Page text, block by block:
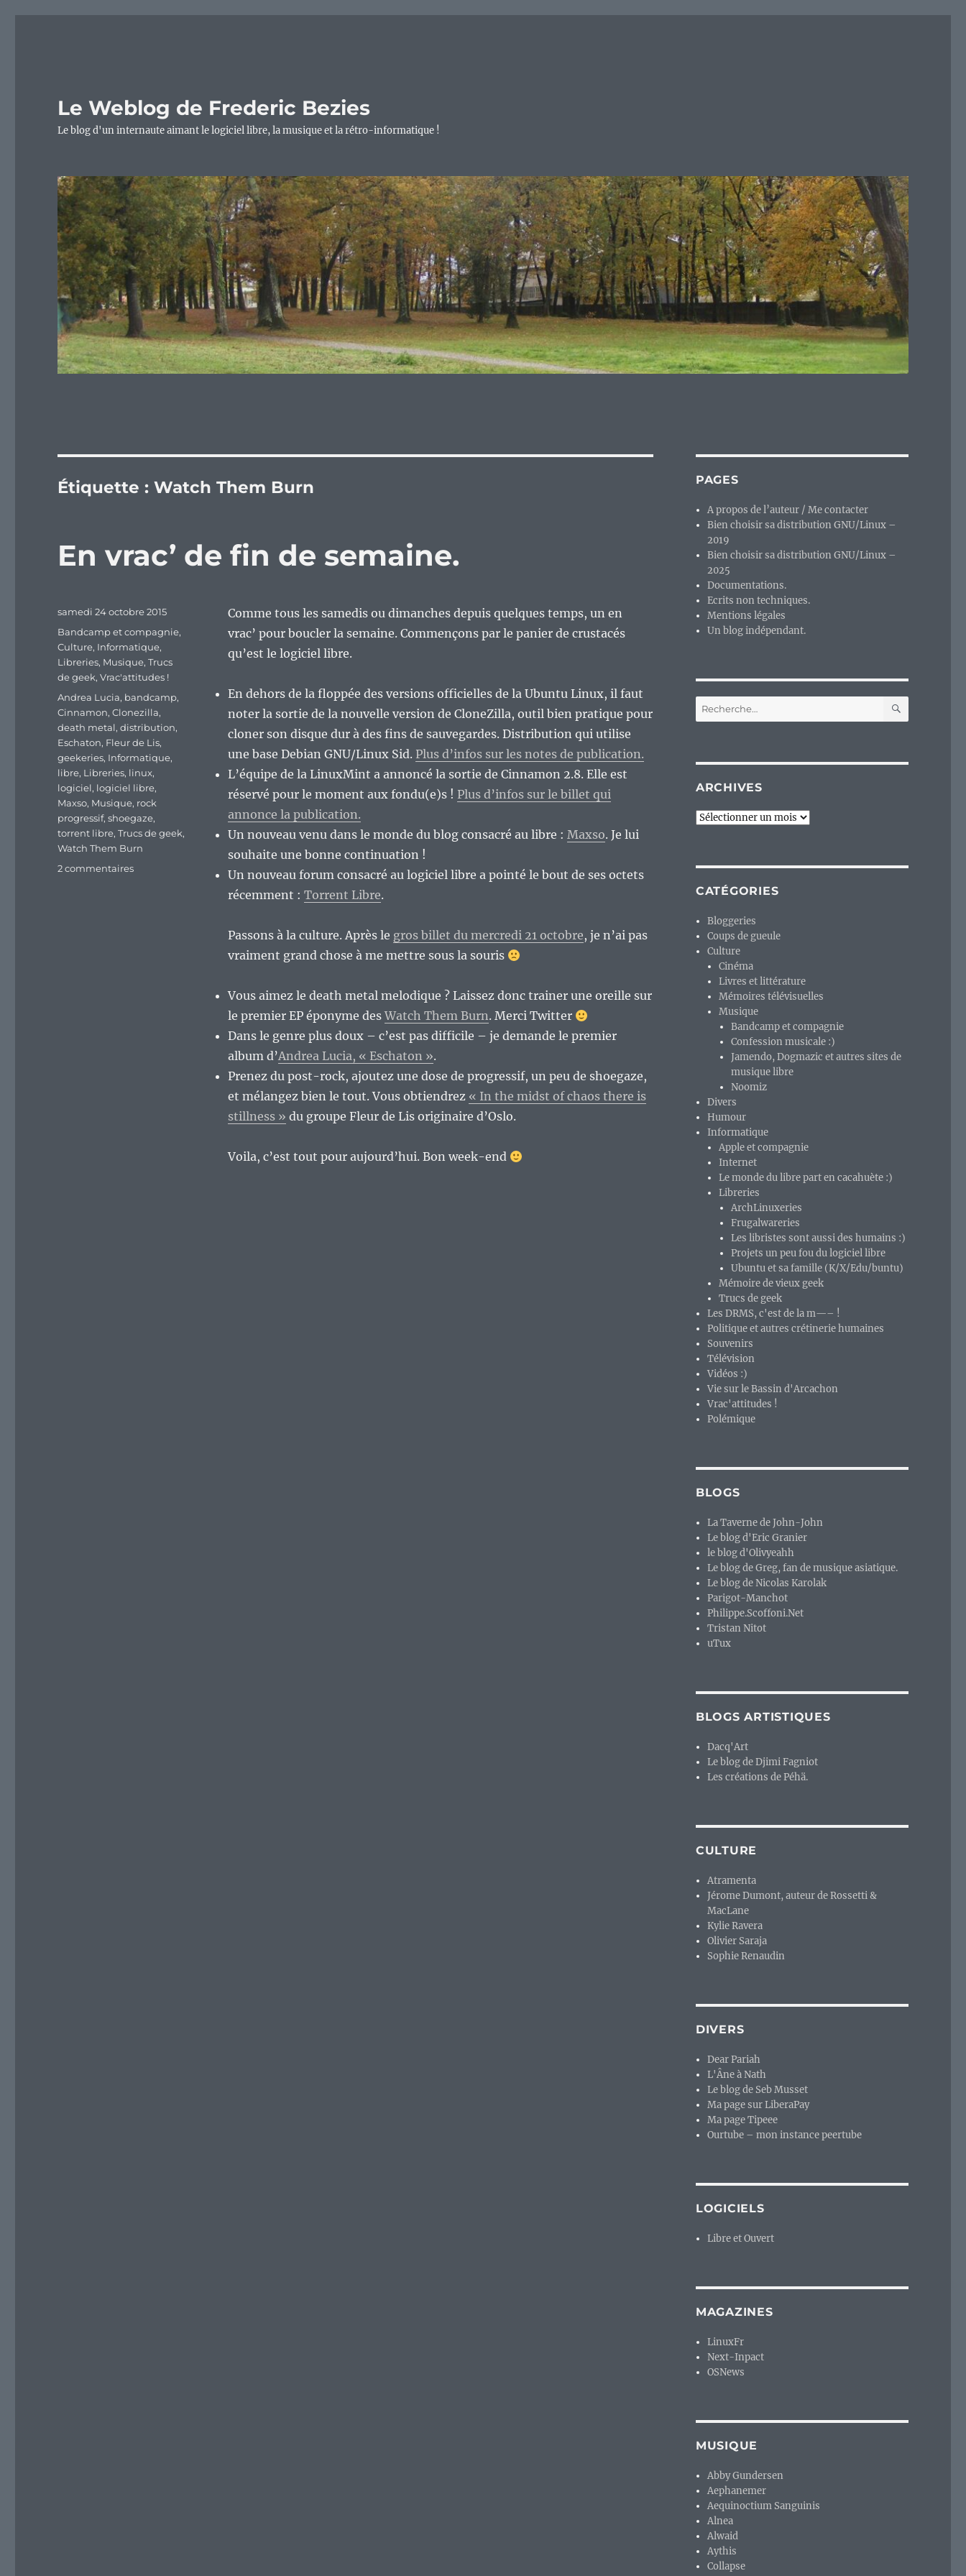
Le Weblog de Frederic Bezies
Le blog d'un internaute aimant le logiciel libre, la musique et la rétro-informatique !
Étiquette :Watch Them Burn
En vrac’ de fin de semaine.
Comme tous les samedis ou dimanches depuis quelques temps, un en
vrac’ pour boucler la semaine. Commençons par le panier de crustacés
qu’est le logiciel libre.
En dehors de la floppée des versions officielles de la Ubuntu Linux, il faut
noter la sortie de la nouvelle version de CloneZilla, outil bien pratique pour
cloner son disque dur à des fins de sauvegardes. Distribution qui utilise
une base Debian GNU/Linux Sid. Plus d’infos sur les notes de publication.
L’équipe de la LinuxMint a annoncé la sortie de Cinnamon 2.8. Elle est
réservé pour le moment aux fondu(e)s ! Plus d’infos sur le billet qui
annonce la publication.
Un nouveau venu dans le monde du blog consacré au libre : Maxso. Je lui
souhaite une bonne continuation !
Un nouveau forum consacré au logiciel libre a pointé le bout de ses octets
récemment : Torrent Libre.
Passons à la culture. Après le gros billet du mercredi 21 octobre, je n’ai pas
vraiment grand chose à me mettre sous la souris
Vous aimez le death metal melodique ? Laissez donc trainer une oreille sur
le premier EP éponyme desWatch Them Burn. Merci Twitter
Dans le genre plus doux – c’est pas difficile – je demande le premier
album d’Andrea Lucia, « Eschaton ».
Prenez du post-rock, ajoutez une dose de progressif, un peu de shoegaze,
et mélangez bien le tout. Vous obtiendrez « In the midst of chaos there is
stillness » du groupe Fleur de Lis originaire d’Oslo.
Voila, c’est tout pour aujourd’hui. Bon week-end
Publié
samedi 24 octobre 2015
Catégories
Bandcamp et compagnie,
Culture, Informatique,
Libreries, Musique,Trucs
de geek,Vrac'attitudes !
Étiquettes
Andrea Lucia, bandcamp,
Cinnamon,Clonezilla,
death metal,distribution,
Eschaton, Fleur de Lis,
geekeries, Informatique,
libre, Libreries, linux,
logiciel, logiciel libre,
Maxso, Musique, rock
progressif,shoegaze,
torrent libre,Trucs de geek,
Watch Them Burn
2 commentairessur
PAGES
A propos de l’auteur / Me contacter
Bien choisir sa distribution GNU/Linux –
2019
Bien choisir sa distribution GNU/Linux –
2025
Documentations.
Ecrits non techniques.
Mentions légales
Un blog indépendant.
Recherche
pour :
ARCHIVES
Archives
CATÉGORIES
Bloggeries
Coups de gueule
Culture
Cinéma
Livres et littérature
Mémoires télévisuelles
Musique
Bandcamp et compagnie
Confession musicale :)
Jamendo, Dogmazic et autres sites de
musique libre
Noomiz
Divers
Humour
Informatique
Apple et compagnie
Internet
Le monde du libre part en cacahuète :)
Libreries
ArchLinuxeries
Frugalwareries
Les libristes sont aussi des humains :)
Projets un peu fou du logiciel libre
Ubuntu et sa famille (K/X/Edu/buntu)
Mémoire de vieux geek
Trucs de geek
Les DRMS, c'est de la m—– !
Politique et autres crétinerie humaines
Souvenirs
Télévision
Vidéos :)
Vie sur le Bassin d'Arcachon
Vrac'attitudes !
Polémique
BLOGS
La Taverne de John-John
Le blog d'Eric Granier
le blog d'Olivyeahh
Le blog de Greg, fan de musique asiatique.
Le blog de Nicolas Karolak
Parigot-Manchot
Philippe.Scoffoni.Net
Tristan Nitot
uTux
BLOGS ARTISTIQUES
Dacq'Art
Le blog de Djimi Fagniot
Les créations de Péhä.
CULTURE
Atramenta
Jérome Dumont, auteur de Rossetti &
MacLane
Kylie Ravera
Olivier Saraja
Sophie Renaudin
DIVERS
Dear Pariah
L'Âne à Nath
Le blog de Seb Musset
Ma page sur LiberaPay
Ma page Tipeee
Ourtube – mon instance peertube
LOGICIELS
Libre et Ouvert
MAGAZINES
LinuxFr
Next-Inpact
OSNews
MUSIQUE
Abby Gundersen
Aephanemer
Aequinoctium Sanguinis
Alnea
Alwaid
Aythis
Collapse